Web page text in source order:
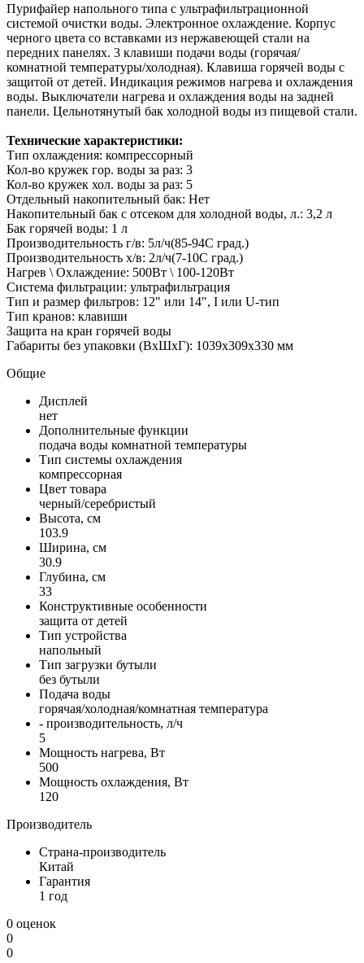
Пурифайер напольного типа с ультрафильтрационной
системой очистки воды. Электронное охлаждение. Корпус
черного цвета со вставками из нержавеющей стали на
передних панелях. 3 клавиши подачи воды (горячая/
комнатной температуры/холодная). Клавиша горячей воды с
защитой от детей. Индикация режимов нагрева и охлаждения
воды. Выключатели нагрева и охлаждения воды на задней
панели. Цельнотянутый бак холодной воды из пищевой стали.
Технические характеристики:
Тип охлаждения: компрессорный
Кол-во кружек гор. воды за раз: 3
Кол-во кружек хол. воды за раз: 5
Отдельный накопительный бак: Нет
Накопительный бак с отсеком для холодной воды, л.: 3,2 л
Бак горячей воды: 1 л
Производительность г/в: 5л/ч(85-94C град.)
Производительность х/в: 2л/ч(7-10C град.)
Нагрев \ Охлаждение: 500Вт \ 100-120Вт
Система фильтрации: ультрафильтрация
Тип и размер фильтров: 12" или 14", I или U-тип
Тип кранов: клавиши
Защита на кран горячей воды
Габариты без упаковки (ВxШxГ): 1039x309x330 мм
Общие
Дисплей
нет
Дополнительные функции
подача воды комнатной температуры
Тип системы охлаждения
компрессорная
Цвет товара
черный/серебристый
Высота, см
103.9
Ширина, см
30.9
Глубина, см
33
Конструктивные особенности
защита от детей
Тип устройства
напольный
Тип загрузки бутыли
без бутыли
Подача воды
горячая/холодная/комнатная температура
- производительность, л/ч
5
Мощность нагрева, Вт
500
Мощность охлаждения, Вт
120
Производитель
Страна-производитель
Китай
Гарантия
1 год
0 оценок
0
0